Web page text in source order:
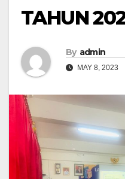
TAHUN
By admin
MAY 8, 2023